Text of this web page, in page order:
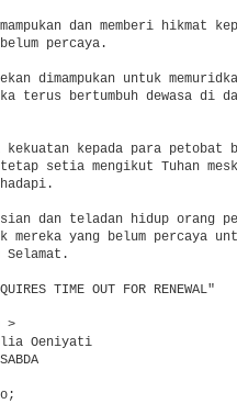
dan memberi hikmat
percaya.
dimampukan untuk
terus bertumbuh dewasa di
kekuatan kepada para petobat
setia mengikut Tuhan
dan teladan hidup orang
yang belum percaya
Selamat.
TIME OUT FOR RENEWAL"
>
Oeniyati